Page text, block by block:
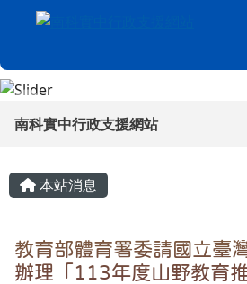
跳至主內容區
南科實中行政支援網站
導覽列
南科實中行政支援網站
主內容區域
本站消息
教育部體育署委請國立臺
辦理「113年度山野教育